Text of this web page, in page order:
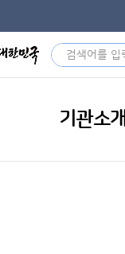
기관소개